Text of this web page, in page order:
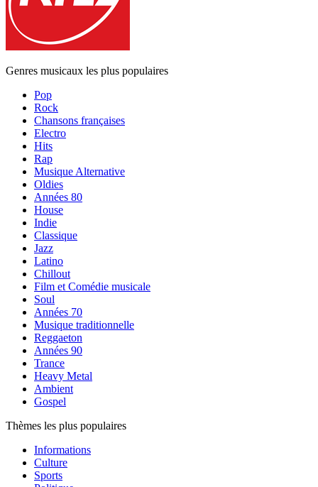
Genres musicaux les plus populaires
Pop
Rock
Chansons françaises
Electro
Hits
Rap
Musique Alternative
Oldies
Années 80
House
Indie
Classique
Jazz
Latino
Chillout
Film et Comédie musicale
Soul
Années 70
Musique traditionnelle
Reggaeton
Années 90
Trance
Heavy Metal
Ambient
Gospel
Thèmes les plus populaires
Informations
Culture
Sports